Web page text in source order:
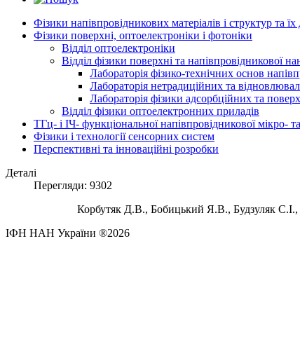
Фізики напівпровідникових матеріалів і структур та їх
Фізики поверхні, оптоелектроніки і фотоніки
Відділ оптоелектроніки
Відділ фізики поверхні та напівпровідникової
Лабораторія фізико-технічних основ
Лабораторія нетрадиційних та
Лабораторія фізики адсорбційних та
Відділ фізики оптоелектронних приладів
ТГц- і ІЧ- функціональної напівпровідникової мікро-
Фізики і технології сенсорних систем
Перспективні та інноваційні розробки
Деталі
Перегляди: 9302
Корбутяк Д.В., Бобицький Я.В., Будзуляк
ІФН НАН України ®2026